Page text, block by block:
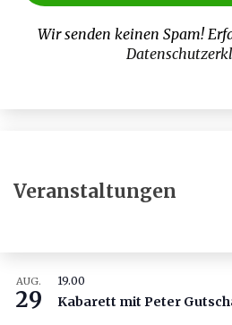
Wir senden keinen Spam!
Veranstaltungen
AUG.
29
19.00
Kabarett mit Peter